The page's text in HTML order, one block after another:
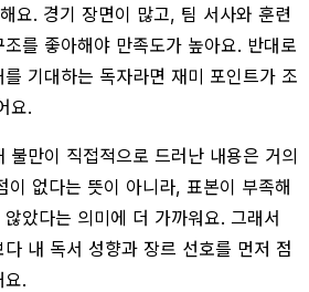
요. 경기 장면이 많고, 팀 서사와 훈련
를 좋아해야 만족도가 높아요. 반대로
기대하는 독자라면 재미 포인트가 조
요.
불만이 직접적으로 드러난 내용은 거의
이 없다는 뜻이 아니라, 표본이 부족해
았다는 의미에 더 가까워요. 그래서
내 독서 성향과 장르 선호를 먼저 점
요.